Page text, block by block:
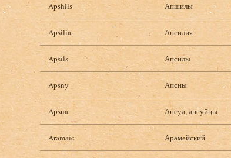
Apshils Апшилы
Apsilia Апсилия
Apsils Апсилы
Apsnу Апсны
Apsua Апсуа, апсуйцы
Aramaic Арамейский